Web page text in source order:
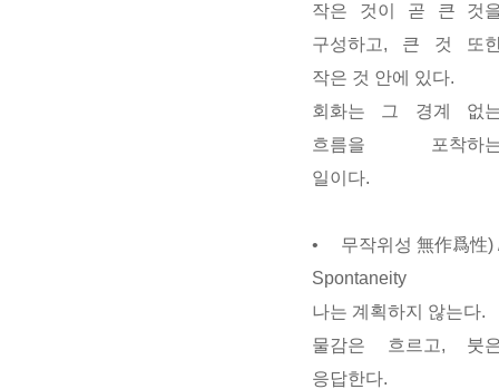
작은 것이 곧 큰 것
구성하고, 큰 것 또
작은 것 안에 있다.
회화는 그 경계 없
흐름을 포착하
일이다.
• 무작위성無作爲性)
Spontaneity
나는 계획하지 않는다.
물감은 흐르고, 붓
응답한다.